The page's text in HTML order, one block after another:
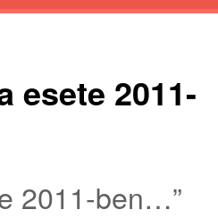
esete 2011-
2011-ben…”